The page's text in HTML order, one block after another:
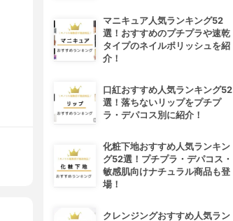
マニキュア人気ランキング52
選！おすすめのプチプラや速乾
タイプのネイルポリッシュを紹
介！
口紅おすすめ人気ランキング52
選！落ちないリップをプチプ
ラ・デパコス別に紹介！
化粧下地おすすめ人気ランキン
グ52選！プチプラ・デパコス・
敏感肌向けナチュラル商品も登
場！
クレンジングおすすめ人気ラン